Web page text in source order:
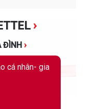
›
ĐÌNH ›
cá nhân- gia